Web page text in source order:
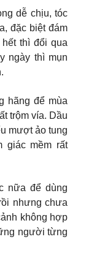
dễ chịu, tóc
đặc biệt đám
thì đổi qua
ngày thì mụn
hãng để mùa
trộm vía. Dầu
mượt ảo tung
giác mềm rất
nữa để dùng
nhưng chưa
không hợp
người từng